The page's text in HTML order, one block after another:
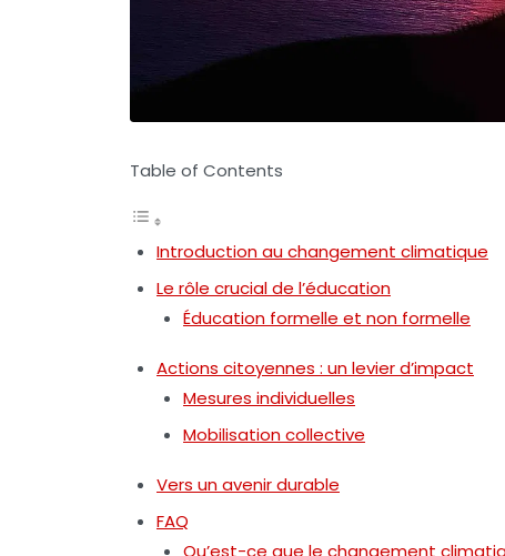
Table of Contents
Introduction au changement climatique
Le rôle crucial de l’éducation
Éducation formelle et non formelle
Actions citoyennes : un levier d’impact
Mesures individuelles
Mobilisation collective
Vers un avenir durable
FAQ
Qu’est-ce que le changement